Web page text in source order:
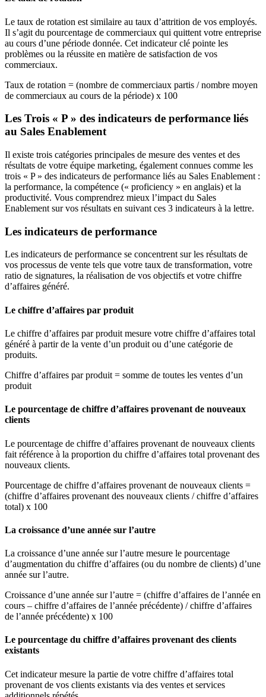
Le taux de rotation est similaire au taux d’attrition de vos employés.
Il s’agit du pourcentage de commerciaux qui quittent votre entreprise
au cours d’une période donnée. Cet indicateur clé pointe les
problèmes ou la réussite en matière de satisfaction de vos
commerciaux.
Taux de rotation = (nombre de commerciaux partis / nombre moyen
de commerciaux au cours de la période) x 100
Les Trois « P » des indicateurs de performance liés
au Sales Enablement
Il existe trois catégories principales de mesure des ventes et des
résultats de votre équipe marketing, également connues comme les
trois « P » des indicateurs de performance liés au Sales Enablement :
la performance, la compétence (« proficiency » en anglais) et la
productivité. Vous comprendrez mieux l’impact du Sales
Enablement sur vos résultats en suivant ces 3 indicateurs à la lettre.
Les indicateurs de performance
Les indicateurs de performance se concentrent sur les résultats de
vos processus de vente tels que votre taux de transformation, votre
ratio de signatures, la réalisation de vos objectifs et votre chiffre
d’affaires généré.
Le chiffre d’affaires par produit
Le chiffre d’affaires par produit mesure votre chiffre d’affaires total
généré à partir de la vente d’un produit ou d’une catégorie de
produits.
Chiffre d’affaires par produit = somme de toutes les ventes d’un
produit
Le pourcentage de chiffre d’affaires provenant de nouveaux
clients
Le pourcentage de chiffre d’affaires provenant de nouveaux clients
fait référence à la proportion du chiffre d’affaires total provenant des
nouveaux clients.
Pourcentage de chiffre d’affaires provenant de nouveaux clients =
(chiffre d’affaires provenant des nouveaux clients / chiffre d’affaires
total) x 100
La croissance d’une année sur l’autre
La croissance d’une année sur l’autre mesure le pourcentage
d’augmentation du chiffre d’affaires (ou du nombre de clients) d’une
année sur l’autre.
Croissance d’une année sur l’autre = (chiffre d’affaires de l’année en
cours – chiffre d’affaires de l’année précédente) / chiffre d’affaires
de l’année précédente) x 100
Le pourcentage du chiffre d’affaires provenant des clients
existants
Cet indicateur mesure la partie de votre chiffre d’affaires total
provenant de vos clients existants via des ventes et services